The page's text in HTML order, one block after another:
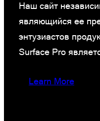
Наш сайт
являющийся ее
энтузиастов
Surface Pro
Learn More